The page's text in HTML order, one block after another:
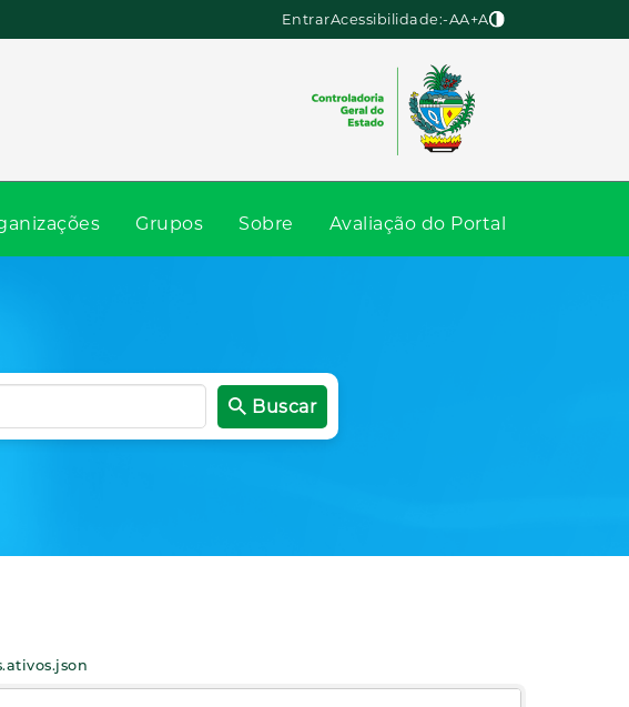
EntrarAcessibilidade:-AA+A
Grupos Sobre Avaliação do Portal
Buscar